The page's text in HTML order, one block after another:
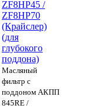
ZF8HP45 /
ZF8HP70
(Крайслер)
(для
глубокого
поддона)
Масляный
фильтр с
поддоном АКПП
845RE /